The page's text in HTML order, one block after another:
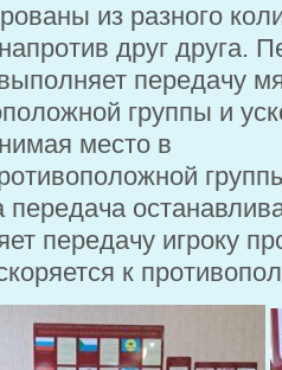
из разного
друг друга.
передачу
группы и
место в
передача
передачу игроку
к